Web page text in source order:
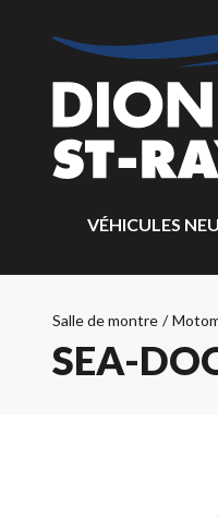
VÉHICULES
Salle de montre /
SEA-